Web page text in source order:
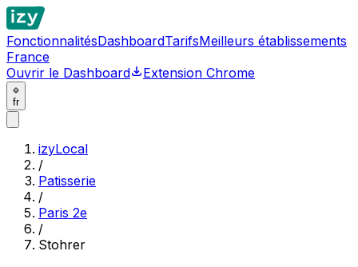
FonctionnalitésDashboardTarifsMeilleurs établissements
France
Ouvrir le Dashboard
Extension Chrome
fr
izyLocal
/
Patisserie
/
Paris 2e
/
Stohrer